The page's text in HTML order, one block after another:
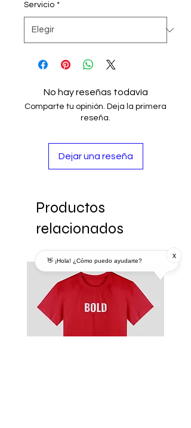
Servicio *
No hay reseñas todavía
Comparte tu opinión. Deja la primera
reseña.
Dejar una reseña
Productos
relacionados
👋 ¡Hola! ¿Cómo puedo ayudarte?
x